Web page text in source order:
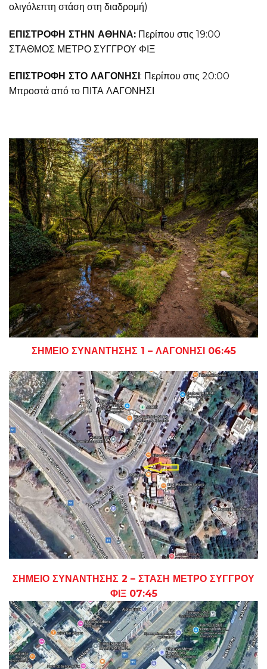
ολιγόλεπτη στάση στη διαδρομή)
ΕΠΙΣΤΡΟΦΗ ΣΤΗΝ ΑΘΗΝΑ: Περίπου στις 19:00
ΣΤΑΘΜΟΣ ΜΕΤΡΟ ΣΥΓΓΡΟΥ ΦΙΞ
ΕΠΙΣΤΡΟΦΗ ΣΤΟ ΛΑΓΟΝΗΣΙ : Περίπου στις 20:00
Μπροστά από το ΠΙΤΑ ΛΑΓΟΝΗΣΙ
ΣΗΜΕΙΟ ΣΥΝΑΝΤΗΣΗΣ 1 – ΛΑΓΟΝΗΣΙ 06:45
ΣΗΜΕΙΟ ΣΥΝΑΝΤΗΣΗΣ 2 – ΣΤΑΣΗ ΜΕΤΡΟ ΣΥΓΓΡΟΥ
ΦΙΞ 07:45